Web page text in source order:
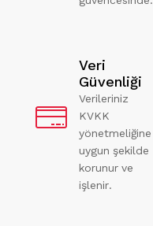
Veri
Güvenliği
Verileriniz
KVKK
yönetmeliğine
uygun şekilde
korunur ve
işlenir.